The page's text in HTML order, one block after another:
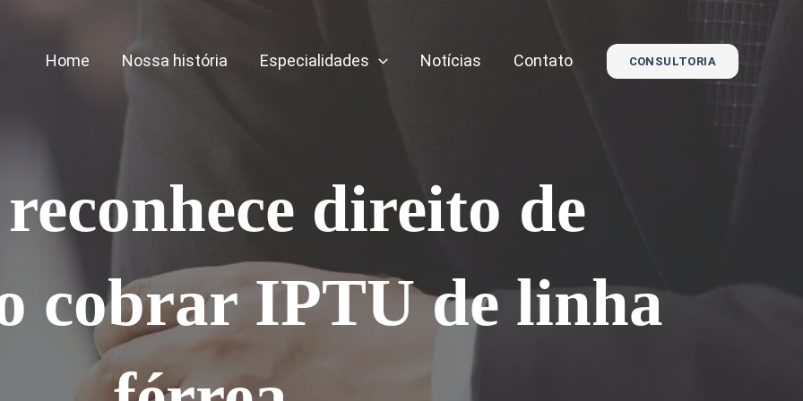
Home Nossa história Especialidades Notícias Contato CONSULTORIA
direito de
cobrar IPTU de linha